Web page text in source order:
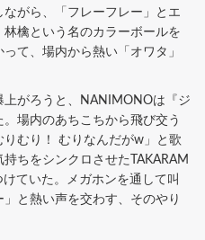
がら、「フレーフレー」とエ
檎という名のカラーボールを
て、場内から熱い「オワタ」
がろうと、NANIMONOは『ジ
場内のあちこちから飛び交う
むり！ むりなんだがw」と歌
ちをシンクロさせたTAKARAM
ていた。メガホンを通して叫
と熱い声を交わす、そのやり